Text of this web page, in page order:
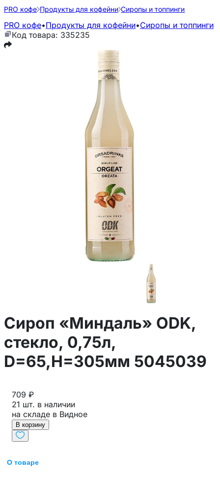
PRO кофе Продукты для кофейни Сиропы и топпинги
PRO кофе•Продукты для кофейни•Сиропы и топпинги
Код товара: 335235
Сироп «Миндаль» ODK,
стекло, 0,75л,
D=65,H=305мм 5045039
709 ₽
21 шт. в наличии
на складе в Видное
В корзину
О товаре